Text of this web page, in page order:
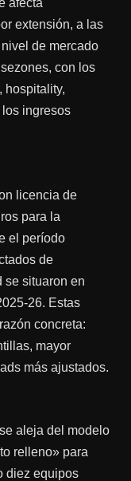
afecta
extensión, a las
de mercado
con los
hospitality,
ingresos
licencia de
para la
el período
de
se situaron en
26. Estas
concreta:
mayor
más ajustados.
aleja del modelo
relleno» para
diez equipos